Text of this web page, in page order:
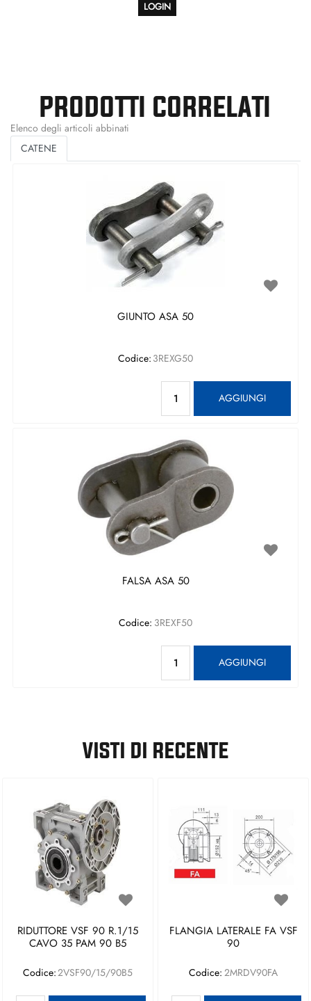
LOGIN
PRODOTTI CORRELATI
Elenco degli articoli abbinati
CATENE
GIUNTO ASA 50
Codice: 3REXG50
AGGIUNGI
FALSA ASA 50
Codice: 3REXF50
AGGIUNGI
VISTI DI RECENTE
RIDUTTORE VSF 90 R.1/15
CAVO 35 PAM 90 B5
Codice:2VSF90/15/90B5
FLANGIA LATERALE FA VSF
90
Codice: 2MRDV90FA